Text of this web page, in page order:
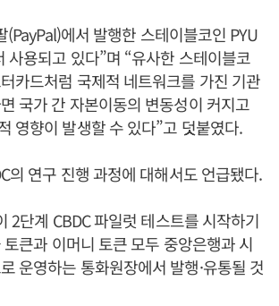
(PayPal)에서 발행한 스테이블코인 PYU
사용되고 있다”며 “유사한 스테이블코
카드처럼 국제적 네트워크를 가진 기관
국가 간 자본이동의 변동성이 커지고
영향이 발생할 수 있다”고 덧붙였다.
의 연구 진행 과정에 대해서도 언급됐다.
2단계 CBDC 파일럿 테스트를 시작하기
큰과 이머니 토큰 모두 중앙은행과 시
운영하는 통화원장에서 발행·유통될 것